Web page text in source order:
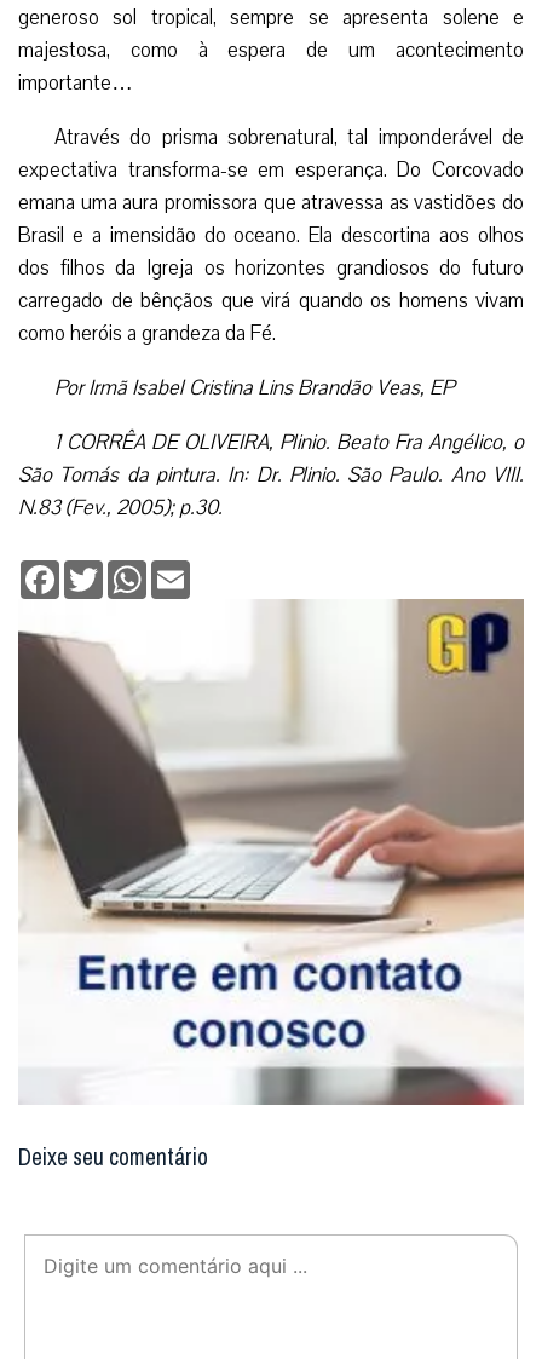
generoso sol tropical, sempre se apresenta solene e
majestosa, como à espera de um acontecimento
importante…
Através do prisma sobrenatural, tal imponderável de
expectativa transforma-se em esperança. Do Corcovado
emana uma aura promissora que atravessa as vastidões do
Brasil e a imensidão do oceano. Ela descortina aos olhos
dos filhos da Igreja os horizontes grandiosos do futuro
carregado de bênçãos que virá quando os homens vivam
como heróis a grandeza da Fé.
Por Irmã Isabel Cristina Lins Brandão Veas, EP
1 CORRÊA DE OLIVEIRA, Plinio. Beato Fra Angélico, o
São Tomás da pintura. In: Dr. Plinio. São Paulo. Ano VIII.
N.83 (Fev., 2005); p.30.
Facebook
TwitterWhatsApp
Deixe seu comentário